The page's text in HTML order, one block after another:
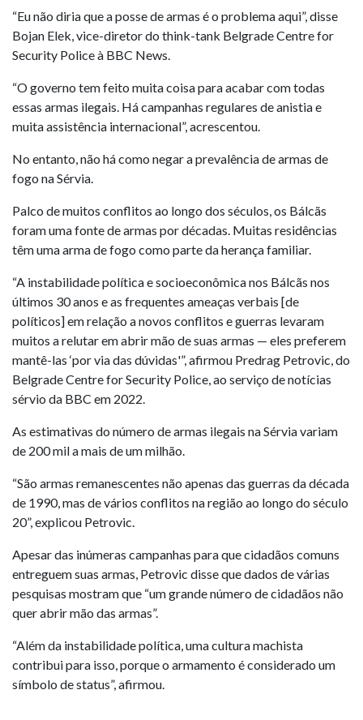
“Eu não diria que a posse de armas é o problema aqui”, disse
Bojan Elek, vice-diretor do think-tank Belgrade Centre for
Security Police à BBC News.
“O governo tem feito muita coisa para acabar com todas
essas armas ilegais. Há campanhas regulares de anistia e
muita assistência internacional”, acrescentou.
No entanto, não há como negar a prevalência de armas de
fogo na Sérvia.
Palco de muitos conflitos ao longo dos séculos, os Bálcãs
foram uma fonte de armas por décadas. Muitas residências
têm uma arma de fogo como parte da herança familiar.
“A instabilidade política e socioeconômica nos Bálcãs nos
últimos 30 anos e as frequentes ameaças verbais [de
políticos] em relação a novos conflitos e guerras levaram
muitos a relutar em abrir mão de suas armas — eles preferem
mantê-las ‘por via das dúvidas'”, afirmou Predrag Petrovic, do
Belgrade Centre for Security Police, ao serviço de notícias
sérvio da BBC em 2022.
As estimativas do número de armas ilegais na Sérvia variam
de 200 mil a mais de um milhão.
“São armas remanescentes não apenas das guerras da década
de 1990, mas de vários conflitos na região ao longo do século
20”, explicou Petrovic.
Apesar das inúmeras campanhas para que cidadãos comuns
entreguem suas armas, Petrovic disse que dados de várias
pesquisas mostram que “um grande número de cidadãos não
quer abrir mão das armas”.
“Além da instabilidade política, uma cultura machista
contribui para isso, porque o armamento é considerado um
símbolo de status”, afirmou.